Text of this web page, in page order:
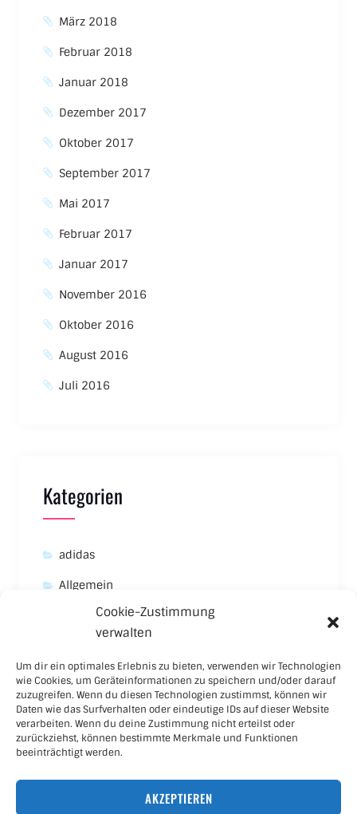
Cookie-Zustimmung
verwalten
Um dir ein optimales Erlebnis zu bieten, verwenden wir Technologien
wie Cookies, um Geräteinformationen zu speichern und/oder darauf
zuzugreifen. Wenn du diesen Technologien zustimmst, können wir
Daten wie das Surfverhalten oder eindeutige IDs auf dieser Website
verarbeiten. Wenn du deine Zustimmung nicht erteilst oder
zurückziehst, können bestimmte Merkmale und Funktionen
beeinträchtigt werden.
AKZEPTIEREN
März 2018
Februar 2018
Januar 2018
Dezember 2017
Oktober 2017
September 2017
Mai 2017
Februar 2017
Januar 2017
November 2016
Oktober 2016
August 2016
Juli 2016
Kategorien
adidas
Allgemein
New Balance
Nike
Puma